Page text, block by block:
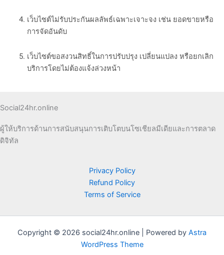
เว็บไซต์ไม่รับประกันผลลัพธ์เฉพาะเจาะจง เช่น ยอดขายหรือ
การจัดอันดับ
เว็บไซต์ขอสงวนสิทธิ์ในการปรับปรุง เปลี่ยนแปลง หรือยกเลิก
บริการโดยไม่ต้องแจ้งล่วงหน้า
Social24hr.online
ผู้ให้บริการด้านการสนับสนุนการเติบโตบนโซเชียลมีเดียและการตลาด
ดิจิทัล
Privacy Policy
Refund Policy
Terms of Service
Copyright © 2026 social24hr.online | Powered by Astra
WordPress Theme